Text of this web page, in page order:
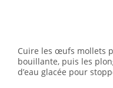
Cuire les œufs mollets
bouillante, puis les
d’eau glacée pour